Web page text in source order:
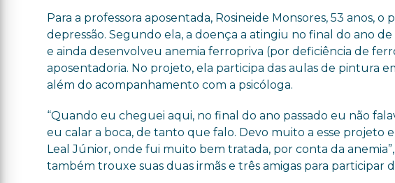
Para a professora aposentada, Rosineide Monsores, 53 anos,
depressão. Segundo ela, a doença a atingiu no final do ano
e ainda desenvolveu anemia ferropriva (por deficiência de
aposentadoria. No projeto, ela participa das aulas de pintura
além do acompanhamento com a psicóloga.
“Quando eu cheguei aqui, no final do ano passado eu não
eu calar a boca, de tanto que falo. Devo muito a esse projeto
Leal Júnior, onde fui muito bem tratada, por conta da
também trouxe suas duas irmãs e três amigas para participar